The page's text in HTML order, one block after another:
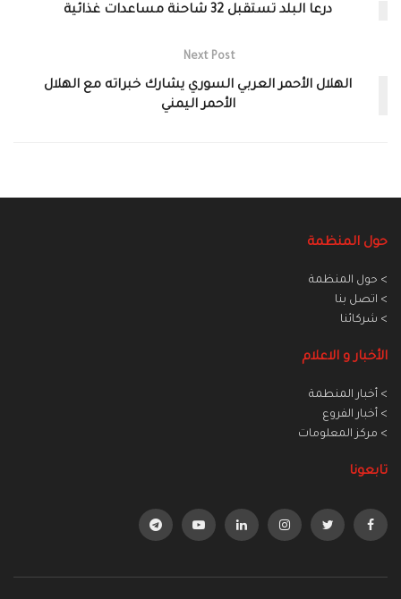
درعا البلد تستقبل 32 شاحنة مساعدات غذائية
Next Post
الهلال الأحمر العربي السوري يشارك خبراته مع الهلال
الأحمر اليمني
حول المنظمة
> حول المنظمة
> اتصل بنا
> شركائنا
الأخبار و الاعلام
> أخبار المنطمة
> أخبار الفروع
> مركز المعلومات
تابعونا